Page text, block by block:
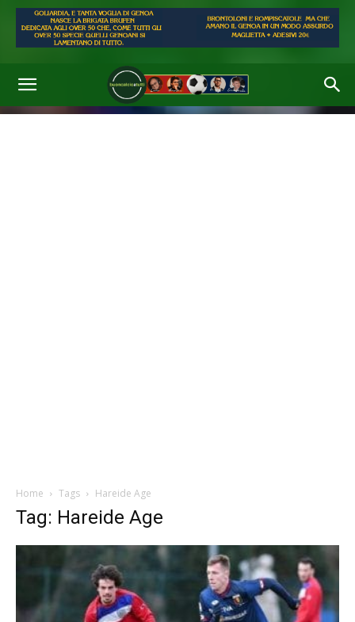
Home Tags Hareide Age
Tag: Hareide Age